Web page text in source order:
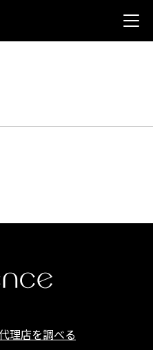
理店を調べる